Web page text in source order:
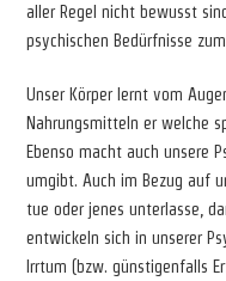
aller Regel nicht bewusst
psychischen Bedürfnisse
Unser Körper lernt vom
Nahrungsmitteln er welche
Ebenso macht auch unsere
umgibt. Auch im Bezug auf
tue oder jenes unterlasse,
entwickeln sich in unserer
Irrtum (bzw. günstigenfalls